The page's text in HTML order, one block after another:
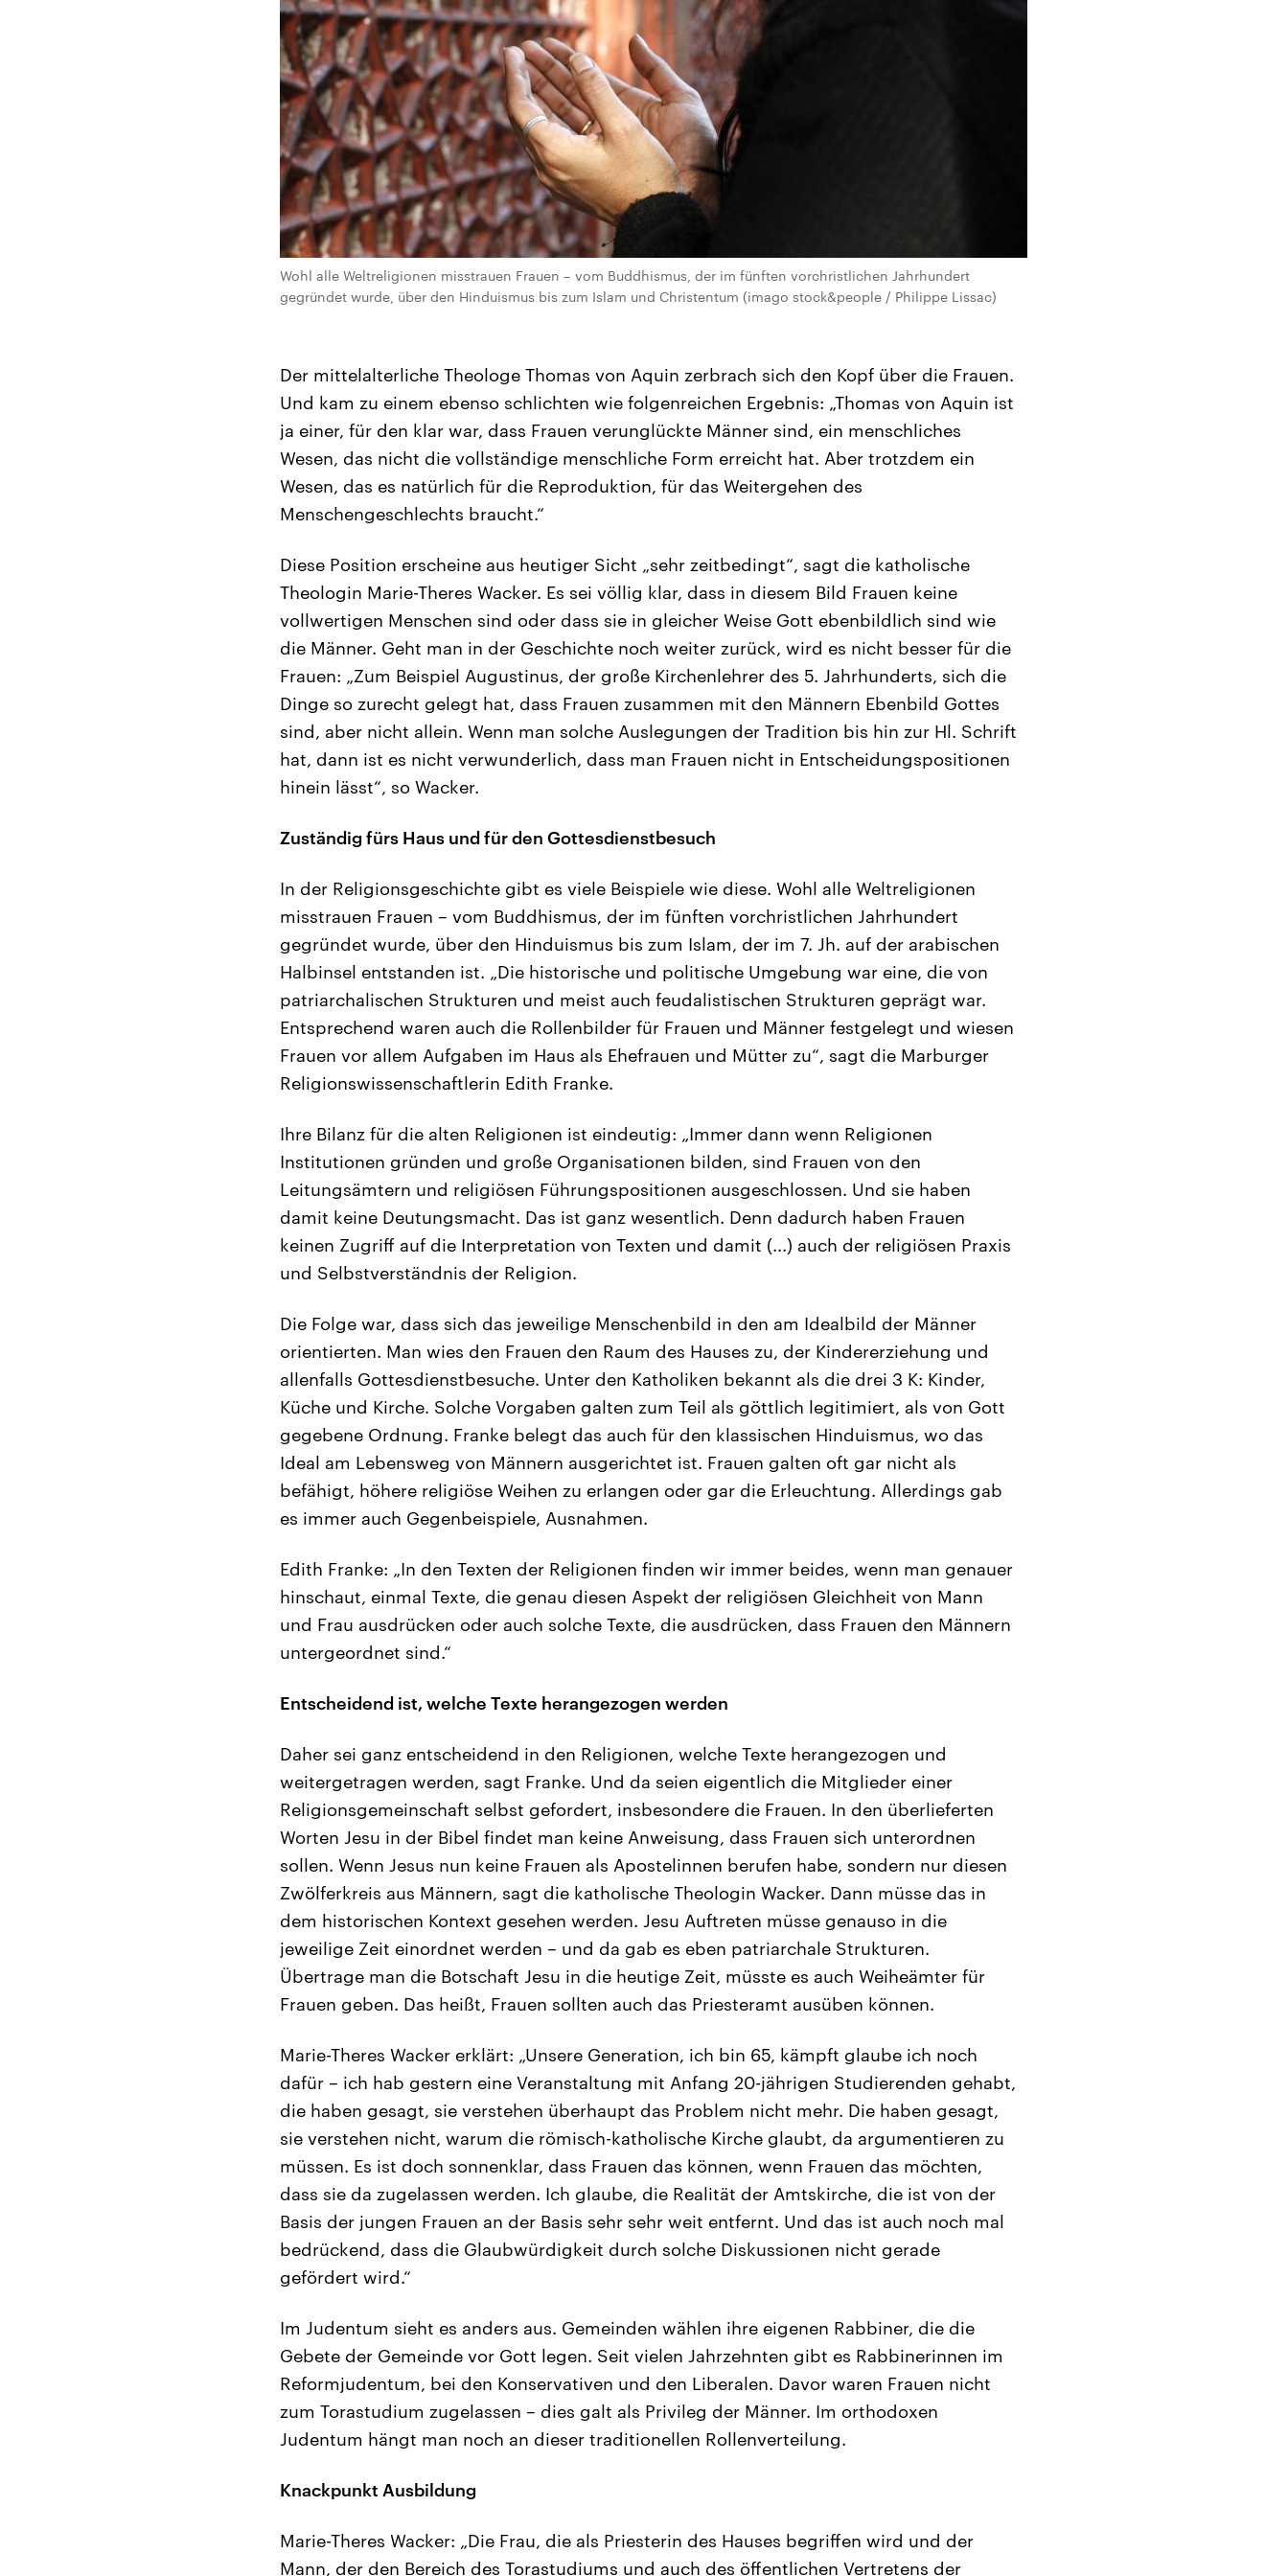
Wohl alle Weltreligionen misstrauen Frauen – vom Buddhismus, der im fünften vorchristlichen Jahrhundert
gegründet wurde, über den Hinduismus bis zum Islam und Christentum (imago stock&people / Philippe Lissac)
Der mittelalterliche Theologe Thomas von Aquin zerbrach sich den Kopf über die Frauen.
Und kam zu einem ebenso schlichten wie folgenreichen Ergebnis: „Thomas von Aquin ist
ja einer, für den klar war, dass Frauen verunglückte Männer sind, ein menschliches
Wesen, das nicht die vollständige menschliche Form erreicht hat. Aber trotzdem ein
Wesen, das es natürlich für die Reproduktion, für das Weitergehen des
Menschengeschlechts braucht.“
Diese Position erscheine aus heutiger Sicht „sehr zeitbedingt“, sagt die katholische
Theologin Marie-Theres Wacker. Es sei völlig klar, dass in diesem Bild Frauen keine
vollwertigen Menschen sind oder dass sie in gleicher Weise Gott ebenbildlich sind wie
die Männer. Geht man in der Geschichte noch weiter zurück, wird es nicht besser für die
Frauen: „Zum Beispiel Augustinus, der große Kirchenlehrer des 5. Jahrhunderts, sich die
Dinge so zurecht gelegt hat, dass Frauen zusammen mit den Männern Ebenbild Gottes
sind, aber nicht allein. Wenn man solche Auslegungen der Tradition bis hin zur Hl. Schrift
hat, dann ist es nicht verwunderlich, dass man Frauen nicht in Entscheidungspositionen
hinein lässt“, so Wacker.
Zuständig fürs Haus und für den Gottesdienstbesuch
In der Religionsgeschichte gibt es viele Beispiele wie diese. Wohl alle Weltreligionen
misstrauen Frauen – vom Buddhismus, der im fünften vorchristlichen Jahrhundert
gegründet wurde, über den Hinduismus bis zum Islam, der im 7. Jh. auf der arabischen
Halbinsel entstanden ist. „Die historische und politische Umgebung war eine, die von
patriarchalischen Strukturen und meist auch feudalistischen Strukturen geprägt war.
Entsprechend waren auch die Rollenbilder für Frauen und Männer festgelegt und wiesen
Frauen vor allem Aufgaben im Haus als Ehefrauen und Mütter zu“, sagt die Marburger
Religionswissenschaftlerin Edith Franke.
Ihre Bilanz für die alten Religionen ist eindeutig: „Immer dann wenn Religionen
Institutionen gründen und große Organisationen bilden, sind Frauen von den
Leitungsämtern und religiösen Führungspositionen ausgeschlossen. Und sie haben
damit keine Deutungsmacht. Das ist ganz wesentlich. Denn dadurch haben Frauen
keinen Zugriff auf die Interpretation von Texten und damit (...) auch der religiösen Praxis
und Selbstverständnis der Religion.
Die Folge war, dass sich das jeweilige Menschenbild in den am Idealbild der Männer
orientierten. Man wies den Frauen den Raum des Hauses zu, der Kindererziehung und
allenfalls Gottesdienstbesuche. Unter den Katholiken bekannt als die drei 3 K: Kinder,
Küche und Kirche. Solche Vorgaben galten zum Teil als göttlich legitimiert, als von Gott
gegebene Ordnung. Franke belegt das auch für den klassischen Hinduismus, wo das
Ideal am Lebensweg von Männern ausgerichtet ist. Frauen galten oft gar nicht als
befähigt, höhere religiöse Weihen zu erlangen oder gar die Erleuchtung. Allerdings gab
es immer auch Gegenbeispiele, Ausnahmen.
Edith Franke: „In den Texten der Religionen finden wir immer beides, wenn man genauer
hinschaut, einmal Texte, die genau diesen Aspekt der religiösen Gleichheit von Mann
und Frau ausdrücken oder auch solche Texte, die ausdrücken, dass Frauen den Männern
untergeordnet sind.“
Entscheidend ist, welche Texte herangezogen werden
Daher sei ganz entscheidend in den Religionen, welche Texte herangezogen und
weitergetragen werden, sagt Franke. Und da seien eigentlich die Mitglieder einer
Religionsgemeinschaft selbst gefordert, insbesondere die Frauen. In den überlieferten
Worten Jesu in der Bibel findet man keine Anweisung, dass Frauen sich unterordnen
sollen. Wenn Jesus nun keine Frauen als Apostelinnen berufen habe, sondern nur diesen
Zwölferkreis aus Männern, sagt die katholische Theologin Wacker. Dann müsse das in
dem historischen Kontext gesehen werden. Jesu Auftreten müsse genauso in die
jeweilige Zeit einordnet werden – und da gab es eben patriarchale Strukturen.
Übertrage man die Botschaft Jesu in die heutige Zeit, müsste es auch Weiheämter für
Frauen geben. Das heißt, Frauen sollten auch das Priesteramt ausüben können.
Marie-Theres Wacker erklärt: „Unsere Generation, ich bin 65, kämpft glaube ich noch
dafür – ich hab gestern eine Veranstaltung mit Anfang 20-jährigen Studierenden gehabt,
die haben gesagt, sie verstehen überhaupt das Problem nicht mehr. Die haben gesagt,
sie verstehen nicht, warum die römisch-katholische Kirche glaubt, da argumentieren zu
müssen. Es ist doch sonnenklar, dass Frauen das können, wenn Frauen das möchten,
dass sie da zugelassen werden. Ich glaube, die Realität der Amtskirche, die ist von der
Basis der jungen Frauen an der Basis sehr sehr weit entfernt. Und das ist auch noch mal
bedrückend, dass die Glaubwürdigkeit durch solche Diskussionen nicht gerade
gefördert wird.“
Im Judentum sieht es anders aus. Gemeinden wählen ihre eigenen Rabbiner, die die
Gebete der Gemeinde vor Gott legen. Seit vielen Jahrzehnten gibt es Rabbinerinnen im
Reformjudentum, bei den Konservativen und den Liberalen. Davor waren Frauen nicht
zum Torastudium zugelassen – dies galt als Privileg der Männer. Im orthodoxen
Judentum hängt man noch an dieser traditionellen Rollenverteilung.
Knackpunkt Ausbildung
Marie-Theres Wacker: „Die Frau, die als Priesterin des Hauses begriffen wird und der
Mann, der den Bereich des Torastudiums und auch des öffentlichen Vertretens der